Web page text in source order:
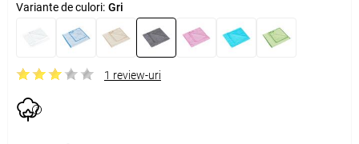
Variante de culori: Gri
1 review-uri